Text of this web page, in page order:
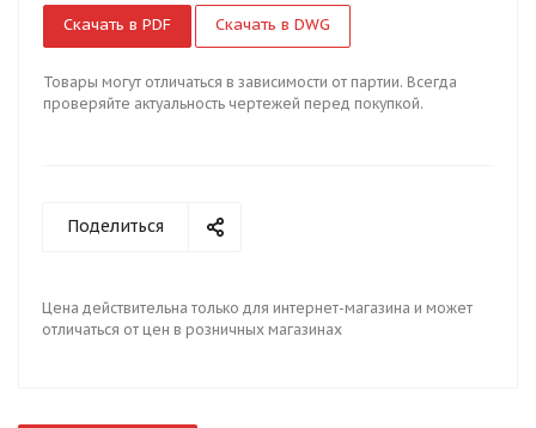
Скачать в PDF Скачать в DWG
Товары могут отличаться в зависимости от партии. Всегда
проверяйте актуальность чертежей перед покупкой.
Поделиться
Цена действительна только для интернет-магазина и может
отличаться от цен в розничных магазинах